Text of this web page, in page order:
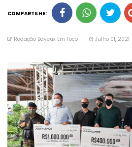
COMPARTILHE:
Redação Bayeux Em Foco Julho 01, 2021